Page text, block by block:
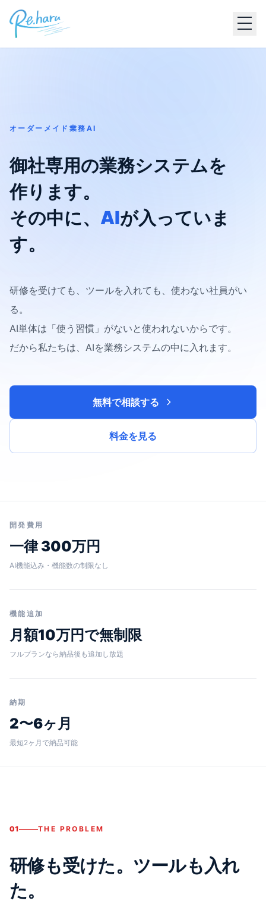
オーダーメイド業務AI
御社専用の業務システムを
作ります。
その中に、 AIが入っていま
す。
研修を受けても、ツールを入れても、使わない社員がい
る。
AI単体は「使う習慣」がないと使われないからです。
だから私たちは、AIを業務システムの中に入れます。
無料で相談する
料金を見る
開発費用
一律 300万円
AI機能込み・機能数の制限なし
機能追加
月額10万円で無制限
フルプランなら納品後も追加し放題
納期
2〜6ヶ月
最短2ヶ月で納品可能
01 THE PROBLEM
研修も受けた。ツールも入れ
た。